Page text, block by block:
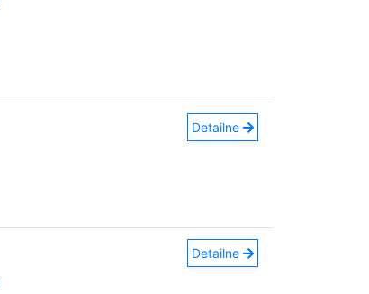
Detailne
Detailne